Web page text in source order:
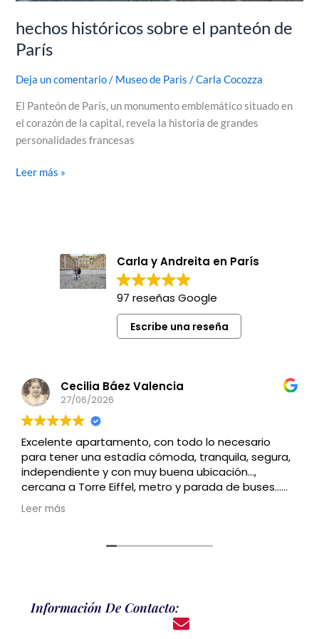
hechos históricos sobre el panteón de
París
Deja un comentario / Museo de Paris /Carla Cocozza
El Panteón de París, un monumento emblemático situado en
el corazón de la capital, revela la historia de grandes
personalidades francesas
Leer más »
Carla y Andreita en París
97 reseñas Google
Escribe una reseña
Cecilia Báez Valencia
27/06/2026
Excelente apartamento, con todo lo necesario
para tener una estadía cómoda, tranquila, segura,
independiente y con muy buena ubicación…,
cercana a Torre Eiffel, metro y parada de buses…
Recomendado
Leer más
Información De Contacto: